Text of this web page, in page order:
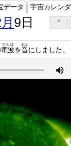
データ 宇宙カレン
9日 >
電波
でんぱ
を音
おと
にしました。